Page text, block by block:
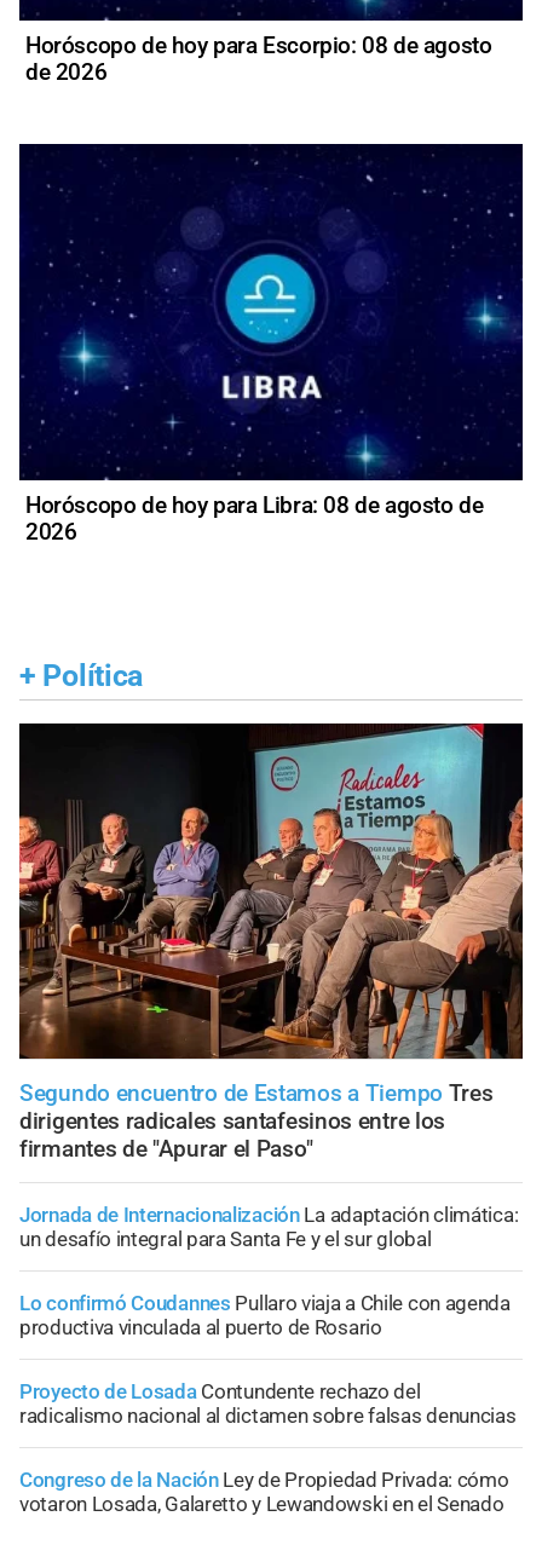
Horóscopo de hoy para Escorpio: 08 de agosto
de 2026
Horóscopo de hoy para Libra: 08 de agosto de
2026
+ Política
Segundo encuentro de Estamos a Tiempo Tres
dirigentes radicales santafesinos entre los
firmantes de "Apurar el Paso"
Jornada de Internacionalización La adaptación climática:
un desafío integral para Santa Fe y el sur global
Lo confirmó Coudannes Pullaro viaja a Chile con agenda
productiva vinculada al puerto de Rosario
Proyecto de Losada Contundente rechazo del
radicalismo nacional al dictamen sobre falsas denuncias
Congreso de la Nación Ley de Propiedad Privada: cómo
votaron Losada, Galaretto y Lewandowski en el Senado